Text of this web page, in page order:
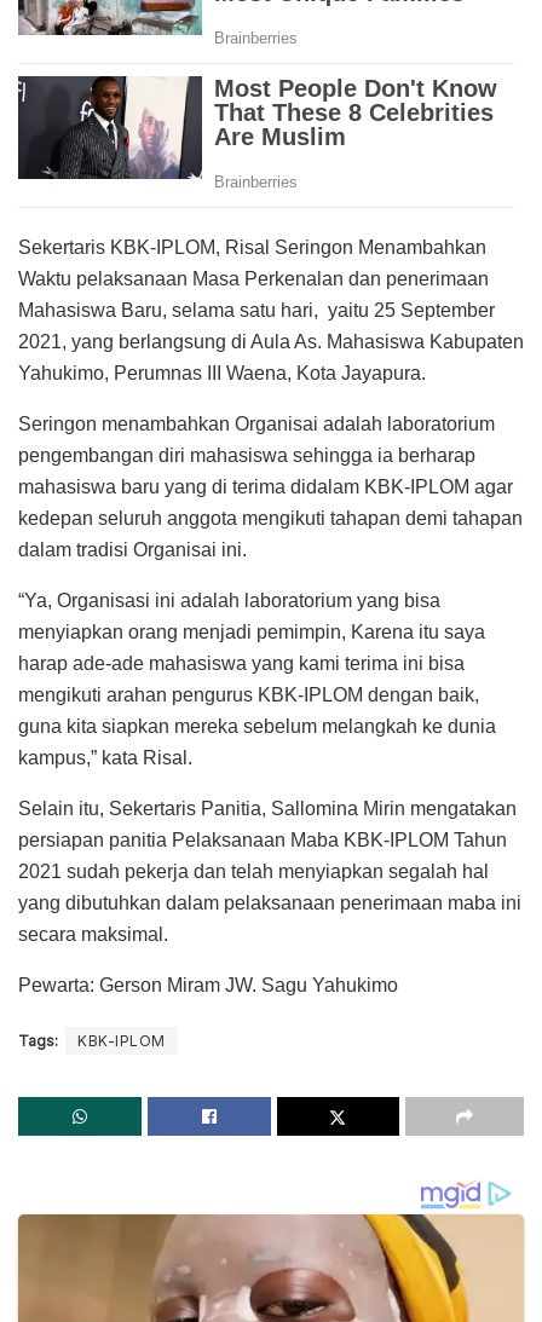
Sekertaris KBK-IPLOM, Risal Seringon Menambahkan
Waktu pelaksanaan Masa Perkenalan dan penerimaan
Mahasiswa Baru, selama satu hari, yaitu 25 September
2021, yang berlangsung di Aula As. Mahasiswa Kabupaten
Yahukimo, Perumnas III Waena, Kota Jayapura.
Seringon menambahkan Organisai adalah laboratorium
pengembangan diri mahasiswa sehingga ia berharap
mahasiswa baru yang di terima didalam KBK-IPLOM agar
kedepan seluruh anggota mengikuti tahapan demi tahapan
dalam tradisi Organisai ini.
“Ya, Organisasi ini adalah laboratorium yang bisa
menyiapkan orang menjadi pemimpin, Karena itu saya
harap ade-ade mahasiswa yang kami terima ini bisa
mengikuti arahan pengurus KBK-IPLOM dengan baik,
guna kita siapkan mereka sebelum melangkah ke dunia
kampus,” kata Risal.
Selain itu, Sekertaris Panitia, Sallomina Mirin mengatakan
persiapan panitia Pelaksanaan Maba KBK-IPLOM Tahun
2021 sudah pekerja dan telah menyiapkan segalah hal
yang dibutuhkan dalam pelaksanaan penerimaan maba ini
secara maksimal.
Pewarta: Gerson Miram JW. Sagu Yahukimo
Tags: KBK-IPLOM